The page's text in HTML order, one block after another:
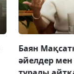
Баян
әйелдер